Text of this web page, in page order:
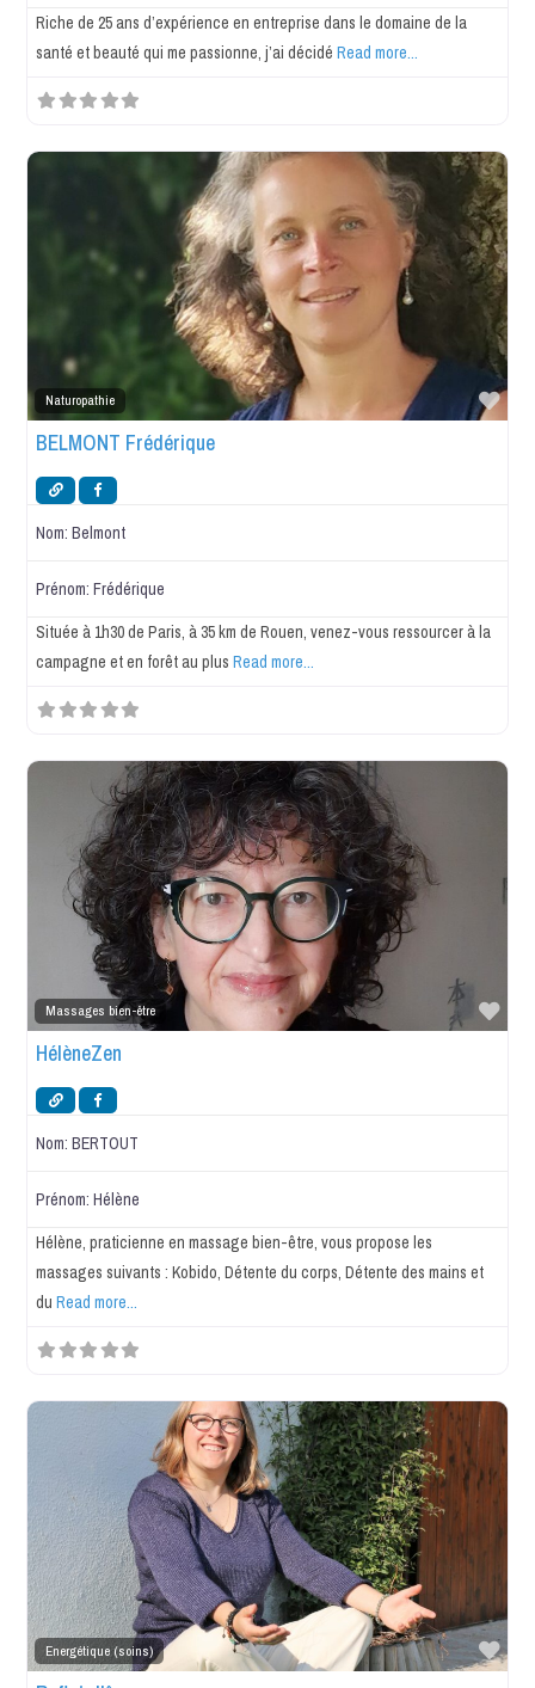
Riche de 25 ans d’expérience en entreprise dans le domaine de la
santé et beauté qui me passionne, j’ai décidéRead more...
Naturopathie
BELMONT Frédérique
Nom:Belmont
Prénom:Frédérique
Située à 1h30 de Paris, à 35 km de Rouen, venez-vous ressourcer à la
campagne et en forêt au plusRead more...
Massages bien-être
HélèneZen
Nom:BERTOUT
Prénom:Hélène
Hélène, praticienne en massage bien-être, vous propose les
massages suivants : Kobido, Détente du corps, Détente des mains et
duRead more...
Energétique (soins)